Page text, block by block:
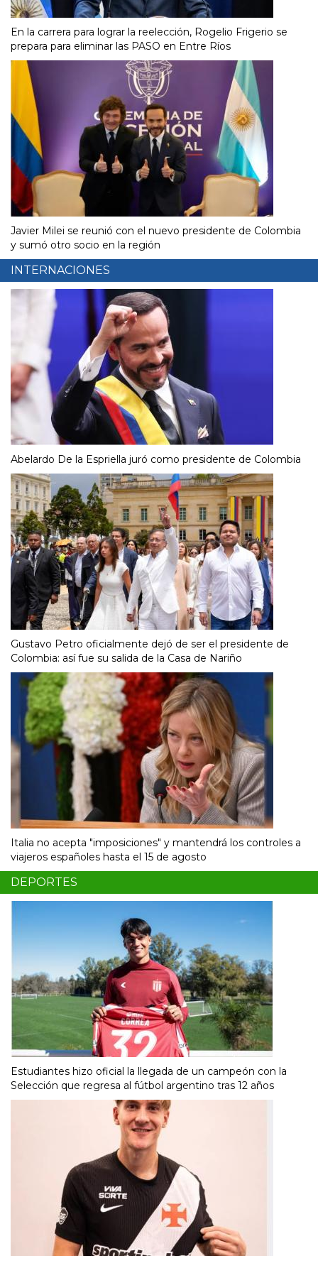
En la carrera para lograr la reelección, Rogelio Frigerio se
prepara para eliminar las PASO en Entre Ríos
Javier Milei se reunió con el nuevo presidente de Colombia
y sumó otro socio en la región
INTERNACIONES
Abelardo De la Espriella juró como presidente de Colombia
Gustavo Petro oficialmente dejó de ser el presidente de
Colombia: así fue su salida de la Casa de Nariño
Italia no acepta "imposiciones" y mantendrá los controles a
viajeros españoles hasta el 15 de agosto
DEPORTES
Estudiantes hizo oficial la llegada de un campeón con la
Selección que regresa al fútbol argentino tras 12 años